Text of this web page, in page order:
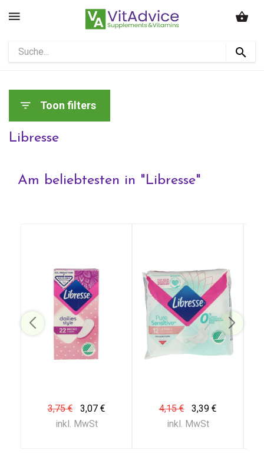
Toon filters
Libresse
Am beliebtesten in "Libresse"
3,75 €
3,07 €
inkl. MwSt
4,15 €
3,39 €
inkl. MwSt